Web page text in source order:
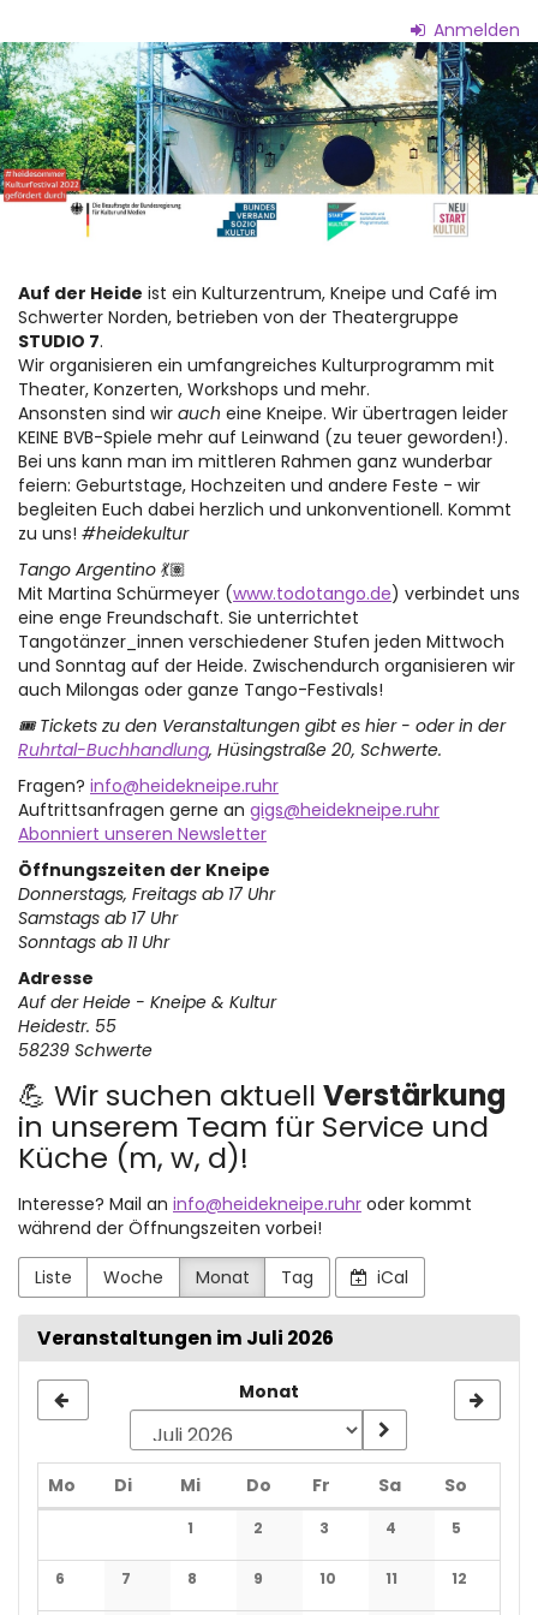
Haupt-
Inhalt
springen
Anmelden
Auf
der
Heide
-
Kneipe
&
Kultur
Auf der Heide ist ein Kulturzentrum, Kneipe und Café im
Schwerter Norden, betrieben von der Theatergruppe
STUDIO 7.
Wir organisieren ein umfangreiches Kulturprogramm mit
Theater, Konzerten, Workshops und mehr.
Ansonsten sind wir auch eine Kneipe. Wir übertragen leider
KEINE BVB-Spiele mehr auf Leinwand (zu teuer geworden!).
Bei uns kann man im mittleren Rahmen ganz wunderbar
feiern: Geburtstage, Hochzeiten und andere Feste - wir
begleiten Euch dabei herzlich und unkonventionell. Kommt
zu uns! #heidekultur
Tango Argentino 💃🏽
Mit Martina Schürmeyer (www.todotango.de) verbindet uns
eine enge Freundschaft. Sie unterrichtet
Tangotänzer_innen verschiedener Stufen jeden Mittwoch
und Sonntag auf der Heide. Zwischendurch organisieren wir
auch Milongas oder ganze Tango-Festivals!
🎟 Tickets zu den Veranstaltungen gibt es hier - oder in der
Ruhrtal-Buchhandlung, Hüsingstraße 20, Schwerte.
Fragen? info@heidekneipe.ruhr
Auftrittsanfragen gerne an gigs@heidekneipe.ruhr
Abonniert unseren Newsletter
Öffnungszeiten der Kneipe
Donnerstags, Freitags ab 17 Uhr
Samstags ab 17 Uhr
Sonntags ab 11 Uhr
Adresse
Auf der Heide - Kneipe & Kultur
Heidestr. 55
58239 Schwerte
💪 Wir suchen aktuell Verstärkung
in unserem Team für Service und
Küche (m, w, d)!
Interesse? Mail an info@heidekneipe.ruhr oder kommt
während der Öffnungszeiten vorbei!
Liste Woche Monat Tag iCal
Veranstaltungen im Juli 2026
Monat
Mo Montag
DiDienstag
MiMittwoch
Do Donnerstag
Fr Freitag
SaSamstag
So
1
Keine Veranstaltungen
2
Keine Veranstaltungen
3
Keine Veranstaltungen
4
Keine
5
Keine
6 7 8 9 10 11 12